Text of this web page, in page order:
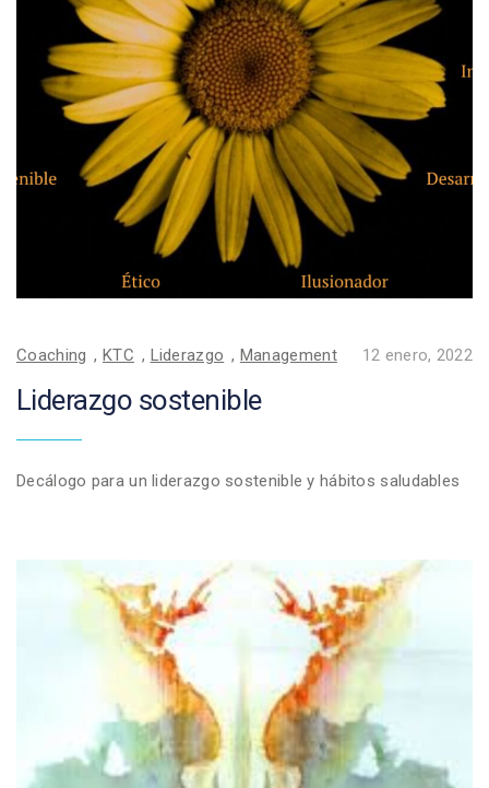
Coaching ,KTC , Liderazgo , Management 12 enero, 2022
Liderazgo sostenible
Decálogo para un liderazgo sostenible y hábitos saludables